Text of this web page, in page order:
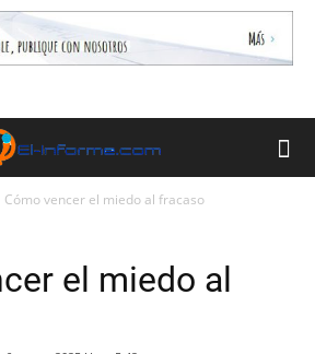
Cómo vencer el miedo al fracaso
el miedo al